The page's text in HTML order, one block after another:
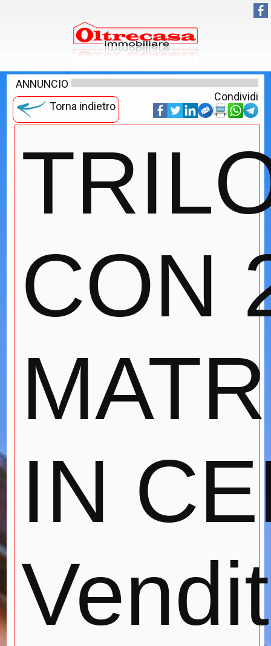
ANNUNCIO
Torna indietro
Condividi
CON
IN